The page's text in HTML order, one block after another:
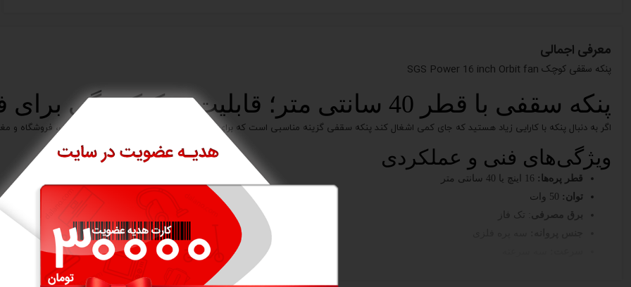
نمایش بیشتر
معرفی اجمالی
پنکه سقفی کوچک SGS Power 16 inch Orbit fan
پنکه سقفی با قطر 40 سانتی متر؛ قابلیت خنک‌کنندگی برای فضاهای کوچک و متوسط
اگر به دنبال پنکه با کارایی زیاد هستید که جای کمی اشغال کند پنکه سقفی گزینه مناسبی است که برای فضاهای مسکونی، کافی شاپ های کوچک، فروشگاه و
ویژگی‌های فنی و عملکردی
قطر پره‌ها:
توان:
برق مصرفی : تک فاز